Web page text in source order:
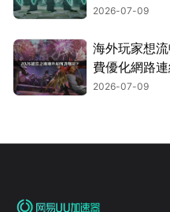
2026-07-09
海外玩家想
費優化網路連
2026-07-09